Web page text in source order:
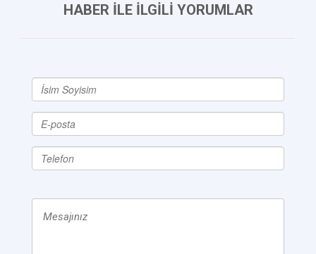
HABER İLE İLGİLİ YORUMLAR